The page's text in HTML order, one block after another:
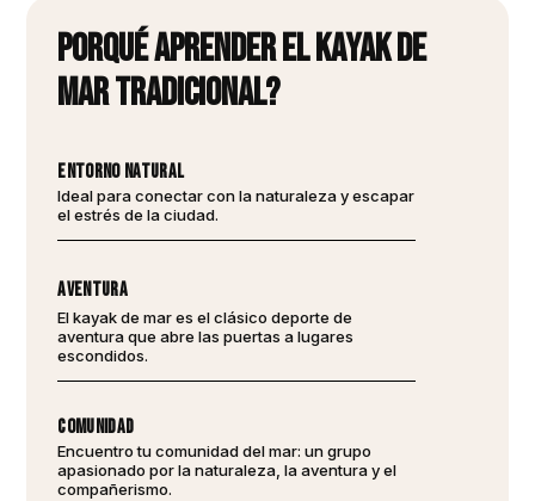
Porqué aprender el kayak de
mar tradicional?
entorno natural
Ideal para conectar con la naturaleza y escapar
el estrés de la ciudad.
Aventura
El kayak de mar es el clásico deporte de
aventura que abre las puertas a lugares
escondidos.
Comunidad
Encuentro tu comunidad del mar: un grupo
apasionado por la naturaleza, la aventura y el
compañerismo.